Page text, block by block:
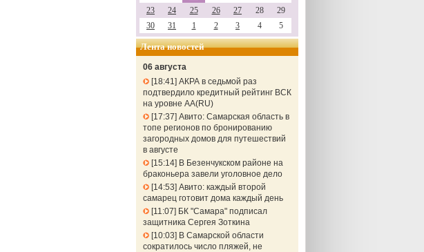
23
24 25 26 27 28
29
30
31 1 2 3 4 5
Лента новостей
06 августа
18:41 АКРА в седьмой раз
подтвердило кредитный рейтинг ВСК
на уровне АА(RU)
17:37 Авито: Самарская область в
топе регионов по бронированию
загородных домов для путешествий
в августе
15:14 В Безенчукском районе на
браконьера завели уголовное дело
14:53 Авито: каждый второй
самарец готовит дома каждый день
11:07
БК "Самара" подписал
защитника Сергея Зоткина
10:03
В Самарской области
сократилось число пляжей, не